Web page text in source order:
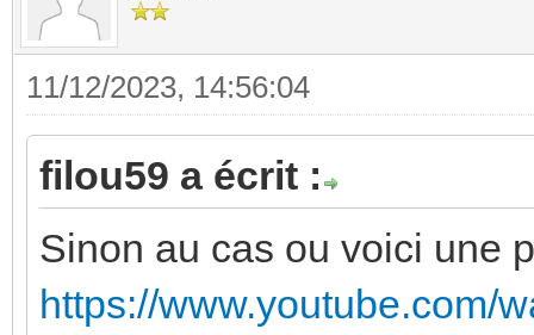
11/12/2023, 14:56:04
filou59 a écrit :
Sinon au cas ou voici une
https://www.youtube.com/